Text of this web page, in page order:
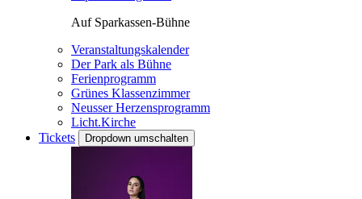
Auf Sparkassen-Bühne
Veranstaltungskalender
Der Park als Bühne
Ferienprogramm
Grünes Klassenzimmer
Neusser Herzensprogramm
Licht.Kirche
Tickets
Dropdown umschalten